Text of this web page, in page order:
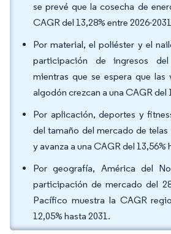
se prevé que la cosecha de
CAGR del 13,28% entre 2026-
Por material, el poliéster y el
participación de ingresos
mientras que se espera que las
algodón crezcan a una CAGR del
Por aplicación, deportes y
del tamaño del mercado de
y avanza a una CAGR del 13,56%
Por geografía, América del
participación de mercado del
Pacífico muestra la CAGR
12,05% hasta 2031.